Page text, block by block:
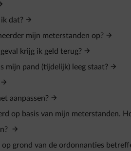
dat?
mijn meterstanden op?
krijg ik geld terug?
mijn pand (tijdelijk) leeg staat?
aanpassen?
op basis van mijn meterstanden.
op grond van de ordonnanties